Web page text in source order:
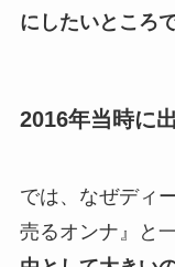
にしたいところで
2016年当時に
では、なぜディ
売るオンナ』と